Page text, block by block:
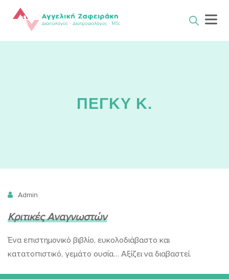
ΠΕΓΚΥ Κ.
Admin
Κριτικές Αναγνωστών
Ένα επιστημονικό βιβλίο, ευκολοδιάβαστο και
κατατοπιστικό, γεμάτο ουσία… Αξίζει να διαβαστεί.